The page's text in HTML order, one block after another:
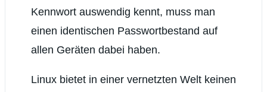
Cloud in Eigenregie VII: Kalender und
Cloud in Eigenregie VIII: RSS Feeds
lesen und synchronisieren
Cloud in Eigenregie X: Notizen
Kennwort auswendig kennt, muss man
einen identischen Passwortbestand auf
allen Geräten dabei haben.
Linux bietet in einer vernetzten Welt keinen